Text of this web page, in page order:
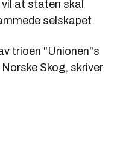
at staten skal
selskapet.
trioen "Unionen"s
Skog, skriver